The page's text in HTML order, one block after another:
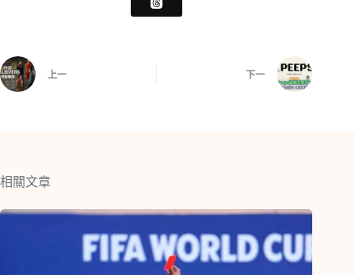
上一 下一
相關文章